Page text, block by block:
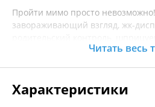
Пройти мимо просто
завораживающий взгляд, жк-
тормоза... можно продолжать и
Как водителю с опытом, так и
Читать весь
Характеристики